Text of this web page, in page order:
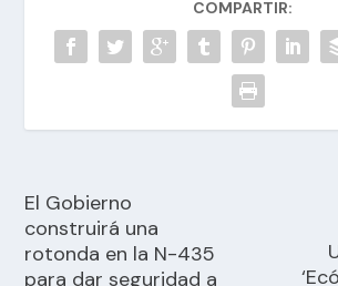
COMPARTIR:
El Gobierno
construirá una
rotonda en la N-435
para dar seguridad a